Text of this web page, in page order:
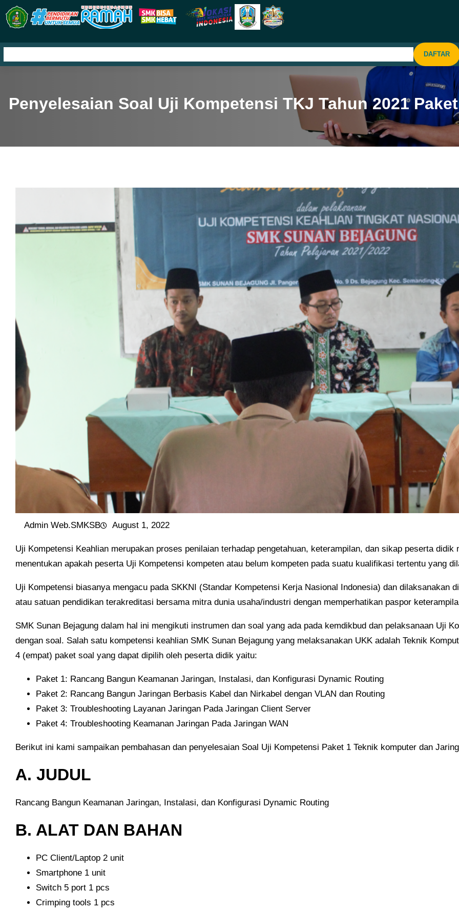
Skip
to
DAFTAR
Penyelesaian Soal Uji Kompetensi TKJ Tahun 2021
Admin Web.SMKSB August 1, 2022
Uji Kompetensi Keahlian merupakan proses penilaian terhadap pengetahuan, keterampilan, dan sikap peserta
menentukan apakah peserta Uji Kompetensi kompeten atau belum kompeten pada suatu kualifikasi tertentu yang
Uji Kompetensi biasanya mengacu pada SKKNI (Standar Kompetensi Kerja Nasional Indonesia) dan dilaksanakan
atau satuan pendidikan terakreditasi bersama mitra dunia usaha/industri dengan memperhatikan paspor
SMK Sunan Bejagung dalam hal ini mengikuti instrumen dan soal yang ada pada kemdikbud dan pelaksanaan Uji
dengan soal. Salah satu kompetensi keahlian SMK Sunan Bejagung yang melaksanakan UKK adalah Teknik
4 (empat) paket soal yang dapat dipilih oleh peserta didik yaitu:
Paket 1: Rancang Bangun Keamanan Jaringan, Instalasi, dan Konfigurasi Dynamic Routing
Paket 2: Rancang Bangun Jaringan Berbasis Kabel dan Nirkabel dengan VLAN dan Routing
Paket 3: Troubleshooting Layanan Jaringan Pada Jaringan Client Server
Paket 4: Troubleshooting Keamanan Jaringan Pada Jaringan WAN
Berikut ini kami sampaikan pembahasan dan penyelesaian Soal Uji Kompetensi Paket 1 Teknik komputer dan
A. JUDUL
Rancang Bangun Keamanan Jaringan, Instalasi, dan Konfigurasi Dynamic Routing
B. ALAT DAN BAHAN
PC Client/Laptop 2 unit
Smartphone 1 unit
Switch 5 port 1 pcs
Crimping tools 1 pcs